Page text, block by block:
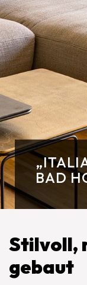
BAD
Stilvoll,
gebaut